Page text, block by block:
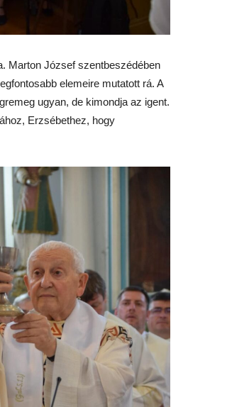
Marton József szentbeszédében
elemeire mutatott rá. A
ugyan, de kimondja az igent.
Erzsébethez, hogy